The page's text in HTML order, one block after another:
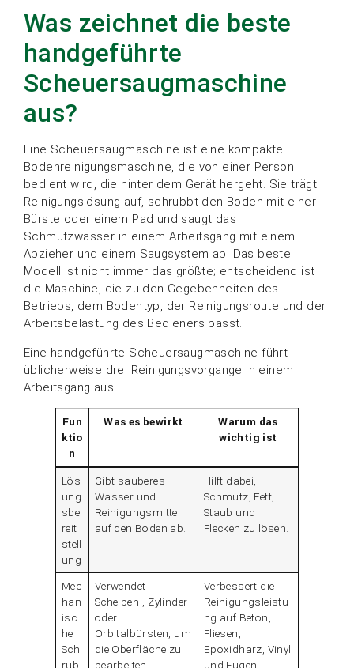
Was zeichnet die beste
handgeführte
Scheuersaugmaschine
aus?
Eine Scheuersaugmaschine ist eine kompakte
Bodenreinigungsmaschine, die von einer Person
bedient wird, die hinter dem Gerät hergeht. Sie trägt
Reinigungslösung auf, schrubbt den Boden mit einer
Bürste oder einem Pad und saugt das
Schmutzwasser in einem Arbeitsgang mit einem
Abzieher und einem Saugsystem ab. Das beste
Modell ist nicht immer das größte; entscheidend ist
die Maschine, die zu den Gegebenheiten des
Betriebs, dem Bodentyp, der Reinigungsroute und der
Arbeitsbelastung des Bedieners passt.
Eine handgeführte Scheuersaugmaschine führt
üblicherweise drei Reinigungsvorgänge in einem
Arbeitsgang aus:
Fun
ktio
n
Was es bewirkt
Warum das
wichtig ist
Lös
ung
sbe
reit
stell
ung
Gibt sauberes
Wasser und
Reinigungsmittel
auf den Boden ab.
Hilft dabei,
Schmutz, Fett,
Staub und
Flecken zu lösen.
Mec
han
isc
he
Sch
rub
Verwendet
Scheiben-, Zylinder-
oder
Orbitalbürsten, um
die Oberfläche zu
bearbeiten.
Verbessert die
Reinigungsleistu
ng auf Beton,
Fliesen,
Epoxidharz, Vinyl
und Fugen